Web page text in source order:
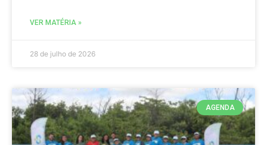
VER MATÉRIA »
28 de julho de 2026
AGENDA